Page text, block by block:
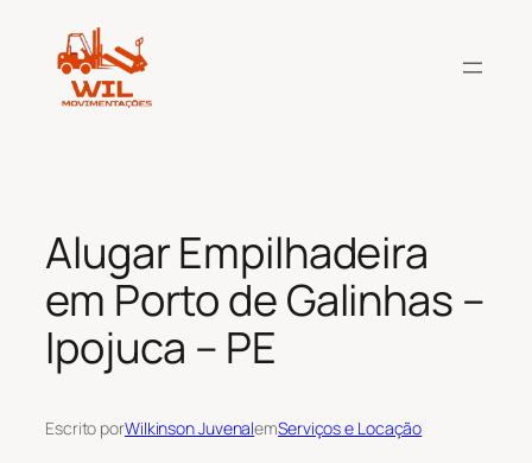
conteúdo
Alugar Empilhadeira
em Porto de Galinhas –
Ipojuca – PE
Escrito porWilkinson JuvenalemServiços e Locação